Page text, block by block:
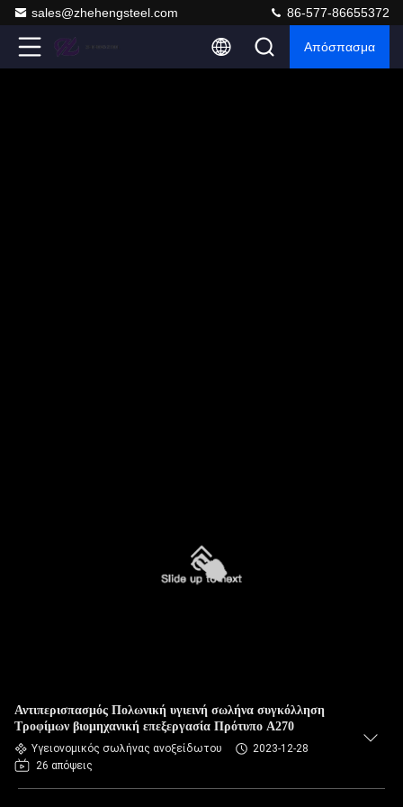
sales@zhehengsteel.com 86-577-86655372
Απόσπασμα
Αντιπερισπασμός Πολωνική υγιεινή σωλήνα συγκόλληση
Τροφίμων βιομηχανική επεξεργασία Πρότυπο A270
Υγειονομικός σωλήνας ανοξείδωτου
2023-12-28
26 απόψεις